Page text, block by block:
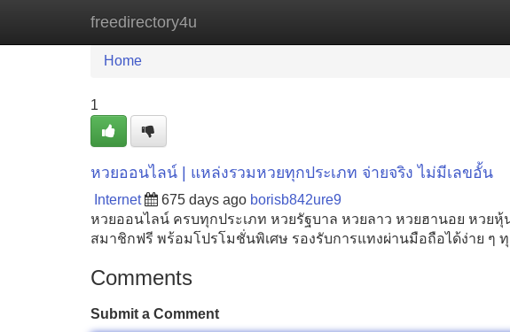
freedirectory4u
Home New Site Listings
Home
1
หวยออนไลน์ | แหล่งรวมหวยทุกประเภท จ่ายจริง ไม่มีเลขอั้น
Internet 675 days ago borisb842ure9
หวยออนไลน์ ครบทุกประเภท หวยรัฐบาล หวยลาว หวยฮานอย หวยหุ้
สมาชิกฟรี พร้อมโปรโมชั่นพิเศษ รองรับการแทงผ่านมือถือได้ง่าย ๆ
Comments
Submit a Comment